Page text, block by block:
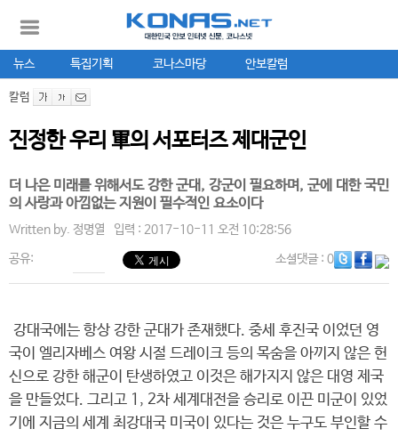
뉴스 특집기획 코나스마당 안보칼럼
칼럼
진정한 우리 軍의 서포터즈 제대군인
더 나은 미래를 위해서도 강한 군대, 강군이 필요하며, 군에 대한 국민
의 사랑과 아낌없는 지원이 필수적인 요소이다
Written by. 정명열 입력 : 2017-10-11 오전 10:28:56
공유: 소셜댓글: 0
강대국에는 항상 강한 군대가 존재했다. 중세 후진국 이었던 영
국이 엘리자베스 여왕 시절 드레이크 등의 목숨을 아끼지 않은 헌
신으로 강한 해군이 탄생하였고 이것은 해가지지 않은 대영 제국
을 만들었다. 그리고 1, 2차 세계대전을 승리로 이끈 미군이 있었
기에 지금의 세계 최강대국 미국이 있다는 것은 누구도 부인할 수